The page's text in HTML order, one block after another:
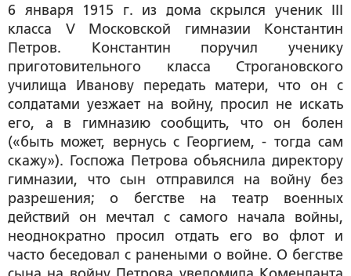
6 января 1915 г. из дома скрылся ученик III
класса V Московской гимназии Константин
Петров. Константин поручил ученику
приготовительного класса Строгановского
училища Иванову передать матери, что он с
солдатами уезжает на войну, просил не искать
его, а в гимназию сообщить, что он болен
(«быть может, вернусь с Георгием, - тогда сам
скажу»). Госпожа Петрова объяснила директору
гимназии, что сын отправился на войну без
разрешения; о бегстве на театр военных
действий он мечтал с самого начала войны,
неоднократно просил отдать его во флот и
часто беседовал с ранеными о войне. О бегстве